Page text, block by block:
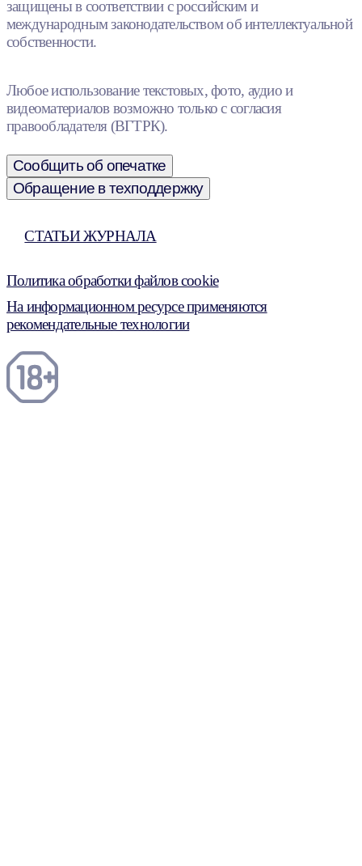
защищены в соответствии с российским и
международным законодательством об интеллектуальной
собственности.
Любое использование текстовых, фото, аудио и
видеоматериалов возможно только с согласия
правообладателя (ВГТРК).
Сообщить об опечатке
Обращение в техподдержку
СТАТЬИ ЖУРНАЛА
Политика обработки файлов cookie
На информационном ресурсе применяются
рекомендательные технологии